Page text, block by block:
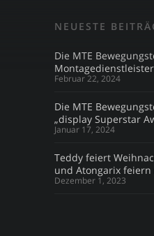
NEUESTE
Die MTE
Montagedienstleister
Februar 22, 2024
Die MTE
„display Superstar
Januar 17, 2024
Teddy feiert
und Atongarix
Dezember 1, 2023